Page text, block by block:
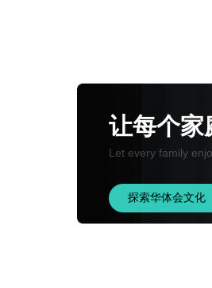
让每个家
Let every family
探索华体会文化